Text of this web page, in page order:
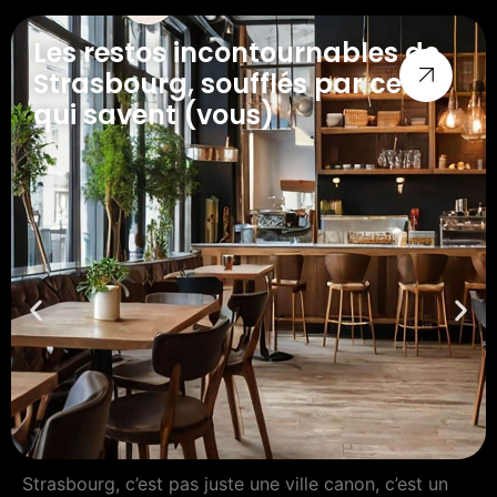
Les restos incontournables de
Strasbourg, soufflés par ceux
qui savent (vous)
Strasbourg, c’est pas juste une ville canon, c’est un